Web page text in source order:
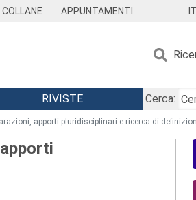
COLLANE APPUNTAMENTI
RIVISTE
Cerca:
apporti pluridisciplinari e ricerca di